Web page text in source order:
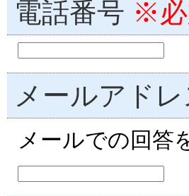
電話番号 ※
メールアドレ
メールでの回答